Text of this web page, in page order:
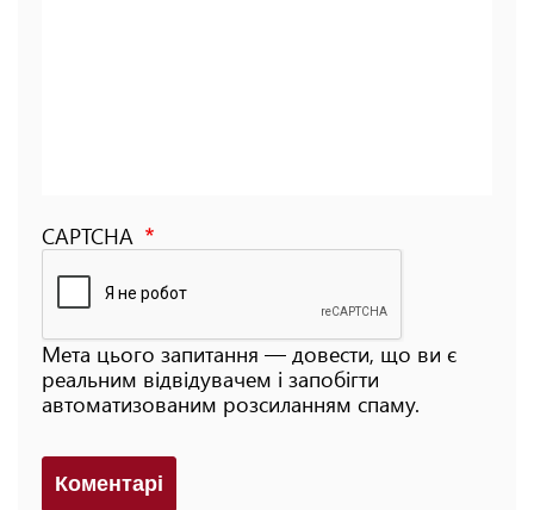
CAPTCHA
Мета цього запитання — довести, що ви є
реальним відвідувачем і запобігти
автоматизованим розсиланням спаму.
Коментарi